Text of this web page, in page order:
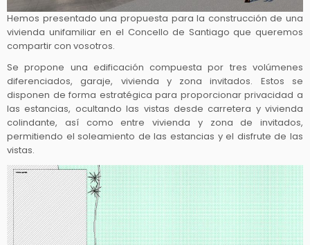
Hemos presentado una propuesta para la construcción de una
vivienda unifamiliar en el Concello de Santiago que queremos
compartir con vosotros.
Se propone una edificación compuesta por tres volúmenes
diferenciados, garaje, vivienda y zona invitados. Estos se
disponen de forma estratégica para proporcionar privacidad a
las estancias, ocultando las vistas desde carretera y vivienda
colindante, así como entre vivienda y zona de invitados,
permitiendo el soleamiento de las estancias y el disfrute de las
vistas.